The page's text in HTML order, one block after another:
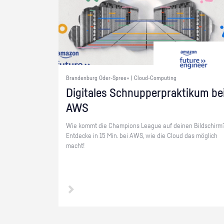
Brandenburg Oder-Spree+ | Cloud-Computing
Di­gi­ta­les Schnup­per­prak­ti­kum
AWS
Wie kommt die Cham­pi­ons Le­ague auf dei­nen
Ent­de­cke in 15 Min. bei AWS, wie die Cloud das mög­lich
macht!